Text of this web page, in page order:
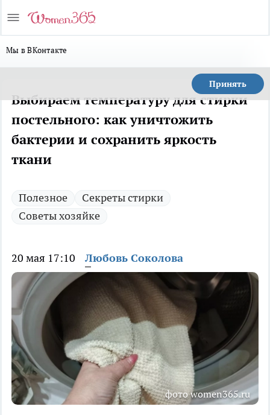
Мы в ВКонтакте
Принять
Выбираем температуру для стирки
постельного: как уничтожить
бактерии и сохранить яркость
ткани
Полезное
Секреты стирки
Советы хозяйке
20 мая 17:10 Любовь Соколова
фото women365.ru